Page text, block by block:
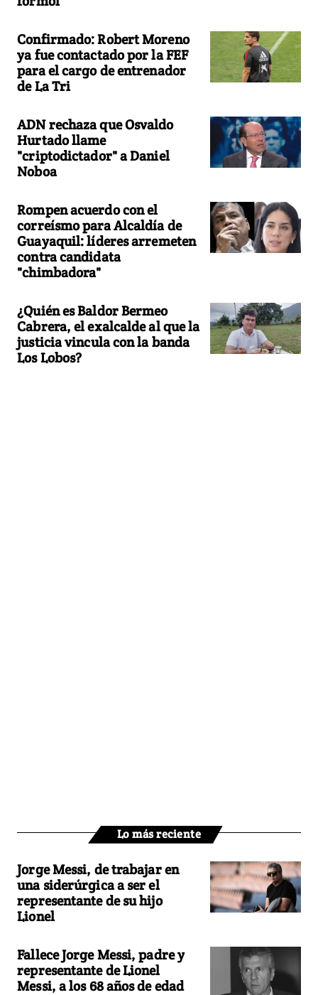
Confirmado: Robert Moreno
ya fue contactado por la FEF
para el cargo de entrenador
de La Tri
ADN rechaza que Osvaldo
Hurtado llame
"criptodictador" a Daniel
Noboa
Rompen acuerdo con el
correísmo para Alcaldía de
Guayaquil: líderes arremeten
contra candidata
"chimbadora"
¿Quién es Baldor Bermeo
Cabrera, el exalcalde al que la
justicia vincula con la banda
Los Lobos?
Lo más reciente
Jorge Messi, de trabajar en
una siderúrgica a ser el
representante de su hijo
Lionel
Fallece Jorge Messi, padre y
representante de Lionel
Messi, a los 68 años de edad